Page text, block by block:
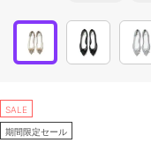
SALE
期間限定セール